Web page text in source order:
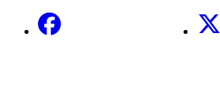
Facebook X